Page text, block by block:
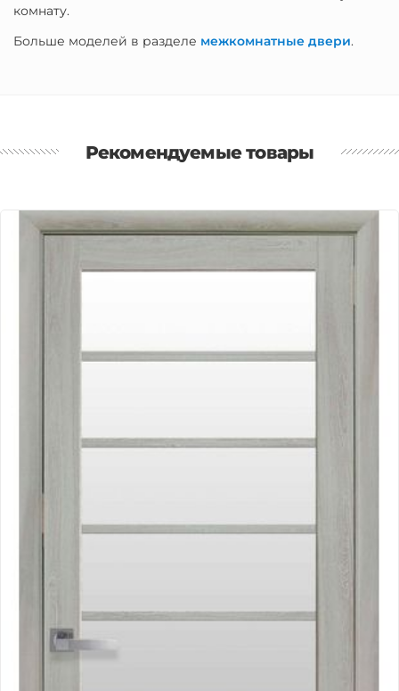
комнату.
Больше моделей в разделе межкомнатные двери.
Рекомендуемые товары